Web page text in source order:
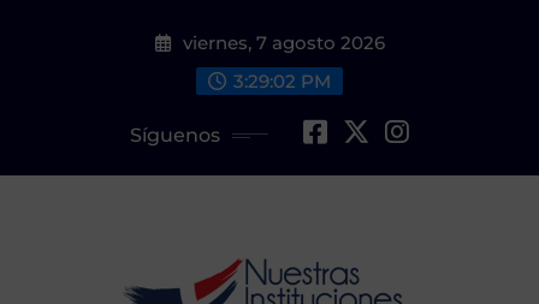
viernes, 7 agosto 2026
3:29:03 PM
Síguenos